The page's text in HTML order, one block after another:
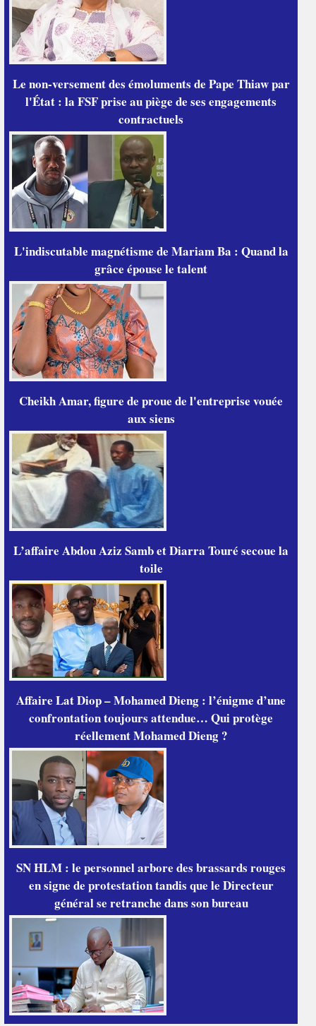
Le non-versement des émoluments de Pape Thiaw par
l'État : la FSF prise au piège de ses engagements
contractuels
L'indiscutable magnétisme de Mariam Ba : Quand la
grâce épouse le talent
Cheikh Amar, figure de proue de l'entreprise vouée
aux siens
L’affaire Abdou Aziz Samb et Diarra Touré secoue la
toile
Affaire Lat Diop – Mohamed Dieng : l’énigme d’une
confrontation toujours attendue… Qui protège
réellement Mohamed Dieng ?
SN HLM : le personnel arbore des brassards rouges
en signe de protestation tandis que le Directeur
général se retranche dans son bureau